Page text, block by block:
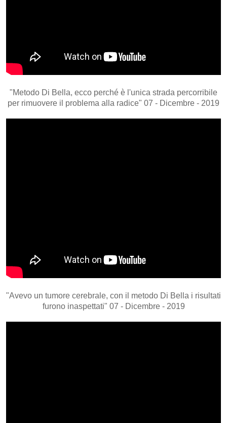
"Metodo Di Bella, ecco perché è l'unica strada percorribile
per rimuovere il problema alla radice" 07 - Dicembre - 2019
"Avevo un tumore cerebrale, con il metodo Di Bella i risultati
furono inaspettati" 07 - Dicembre - 2019